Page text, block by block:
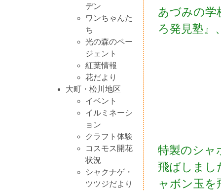
デン
ワンちゃんた
ち
光の森のペー
ジェント
紅葉情報
花だより
大町・松川地区
イベント
イルミネーシ
ョン
クラフト体験
コスモス開花
状況
シャクナゲ・
ツツジだより
あづみの学
ろ発見塾』
特製のシャ
飛ばしまし
ャボン玉を